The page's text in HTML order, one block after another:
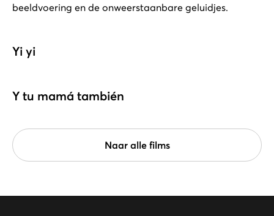
beeldvoering en de onweerstaanbare geluidjes.
Yi yi
Y tu mamá también
Naar alle films